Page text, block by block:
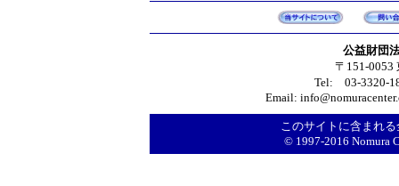
公益財団
〒151-0053
Tel: 03-3320-
Email:
このサイトに含まれ
© 1997-2016 Nomura